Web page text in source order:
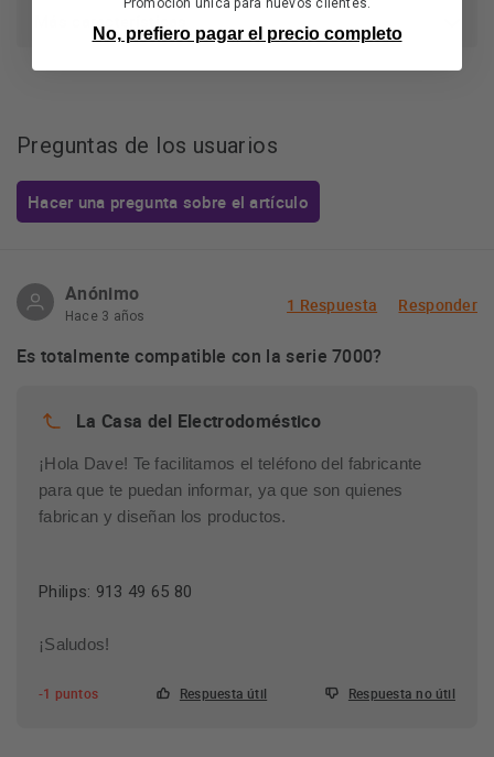
Más características
Preguntas de los usuarios
Hacer una pregunta sobre el artículo
Anónimo
Hace 3 años
1 Respuesta Responder
Es totalmente compatible con la serie 7000?
La Casa del Electrodoméstico
¡Hola Dave! Te facilitamos el teléfono del fabricante
para que te puedan informar, ya que son quienes
fabrican y diseñan los productos.
Philips: 913 49 65 80
¡Saludos!
-1 puntos Respuesta útil Respuesta no útil
No, prefiero pagar el precio completo